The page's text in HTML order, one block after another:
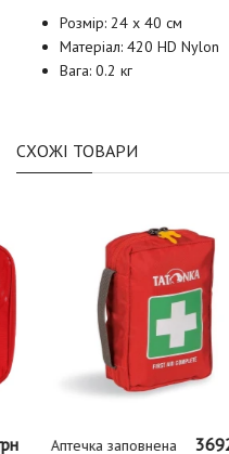
Розмір: 24 х 40 см
Матеріал: 420 HD Nylon
Вага: 0.2 кг
СХОЖІ ТОВАРИ
Аптечка заповнена
3692 грн